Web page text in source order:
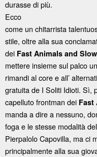
durasse di più.
Ecco
come un chitarrista
stile, oltre alla sua
dei Fast Animals and
mettere insieme sul palco
rimandi al core e all’
gratuita de I Soliti Idioti. Sì,
capelluto frontman dei Fast
manda a dire a nessuno,
foga e le stesse modalità
Pierpalolo Capovilla, ma ci
principalmente alla sua